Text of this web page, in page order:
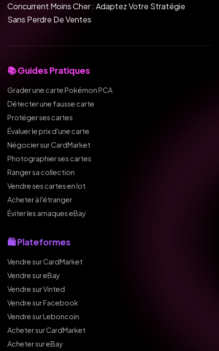
Concurrent Moins Cher : Adaptez Votre Stratégie
Sans Perdre De Ventes
📚 Guides Pratiques
Grader une carte Pokémon PCA
Détecter une fausse carte
Protéger ses cartes
Évaluer le prix d'une carte
Négocier sur CardMarket
Photographier ses cartes
Ranger sa collection
Vendre ses cartes en lot
Acheter à l'étranger
Éviter les arnaques eBay
🛍️ Plateformes
Vendre sur CardMarket
Vendre sur eBay
Vendre sur Vinted
Vendre sur Facebook
Vendre sur Leboncoin
Acheter sur CardMarket
Acheter sur eBay